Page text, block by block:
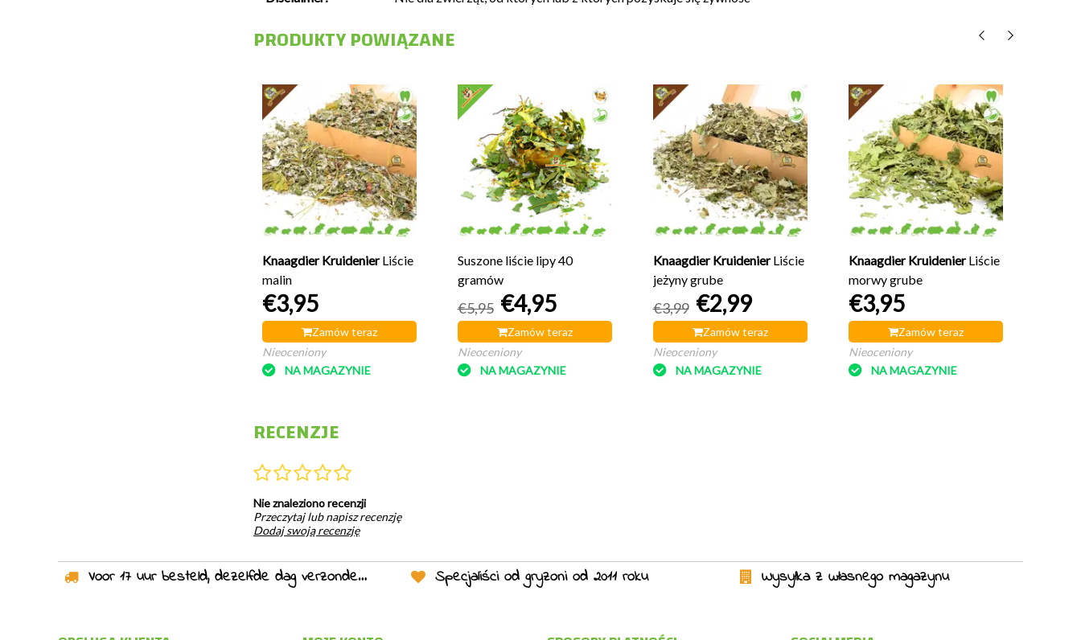
PRODUKTY POWIĄZANE
Knaagdier Kruidenier Liście
malin
€3,95
Zamów teraz
Nieoceniony
NA MAGAZYNIE
Suszone liście lipy 40
gramów
€5,95 €4,95
Zamów teraz
Nieoceniony
NA MAGAZYNIE
Knaagdier Kruidenier Liście
jeżyny grube
€3,99 €2,99
Zamów teraz
Nieoceniony
NA MAGAZYNIE
Knaagdier Kruidenier Liście
morwy grube
€3,95
Zamów teraz
Nieoceniony
NA MAGAZYNIE
RECENZJE
Nie znaleziono recenzji
Przeczytaj lub napisz recenzję
Dodaj swoją recenzję
Voor 17 uur besteld, dezelfde dag verzonden! Specjaliści od gryzoni od 2011 roku Wysyłka z własnego magazynu